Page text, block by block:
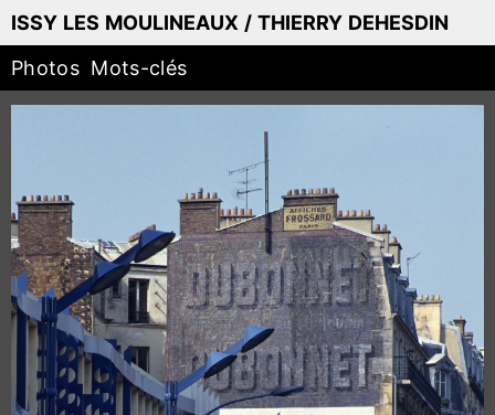
ISSY LES MOULINEAUX / THIERRY DEHESDIN
Photos Mots-clés